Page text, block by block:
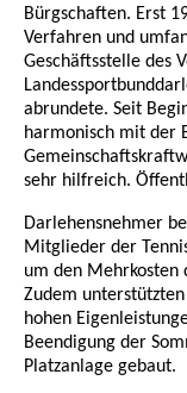
Bürgschaften. Erst
Verfahren und
Geschäftsstelle des
abrundete. Seit
harmonisch mit der
sehr hilfreich.
Darlehensnehmer
Mitglieder der
um den Mehrkosten
Zudem
hohen
Beendigung der
Platzanlage gebaut.